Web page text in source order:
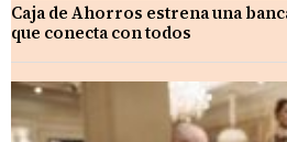
Caja de Ahorros estrena una
que conecta con todos